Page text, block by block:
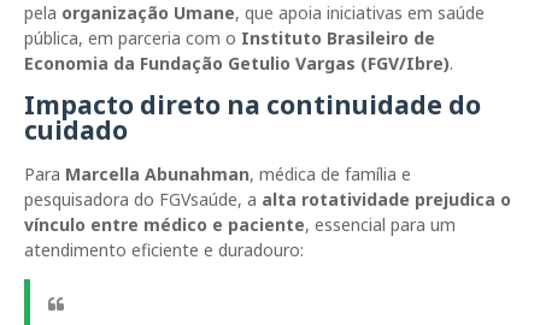
pela organização Umane, que apoia iniciativas em saúde
pública, em parceria com o Instituto Brasileiro de
Economia da Fundação Getulio Vargas (FGV/Ibre).
Impacto direto na continuidade do
cuidado
Para Marcella Abunahman, médica de família e
pesquisadora do FGVsaúde, a alta rotatividade prejudica o
vínculo entre médico e paciente, essencial para um
atendimento eficiente e duradouro: